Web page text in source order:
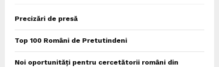
Precizări de presă
Top 100 Români de Pretutindeni
Noi oportunități pentru cercetătorii români din